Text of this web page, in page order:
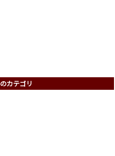
カテゴリ